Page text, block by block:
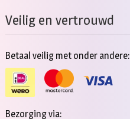
Veilig en vertrouwd
Betaal veilig met onder andere:
Bezorging via: